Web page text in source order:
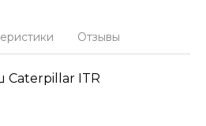
Отзывы
Caterpillar ITR